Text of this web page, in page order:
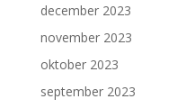
december 2023
november 2023
oktober 2023
september 2023